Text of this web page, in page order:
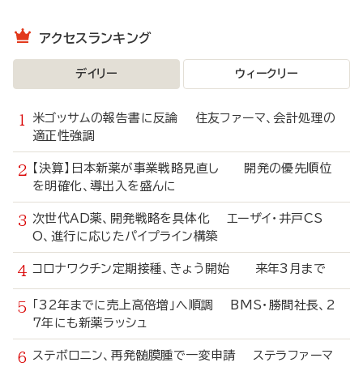
アクセスランキング
デイリー ウィークリー
米ゴッサムの報告書に反論 住友ファーマ、会計処理の
適正性強調
【決算】日本新薬が事業戦略見直し 開発の優先順位
を明確化、導出入を盛んに
次世代AD薬、開発戦略を具体化 エーザイ・井戸CS
O、進行に応じたパイプライン構築
コロナワクチン定期接種、きょう開始 来年3月まで
「32年までに売上高倍増」へ順調 BMS・勝間社長、2
7年にも新薬ラッシュ
ステボロニン、再発髄膜腫で一変申請 ステラファーマ